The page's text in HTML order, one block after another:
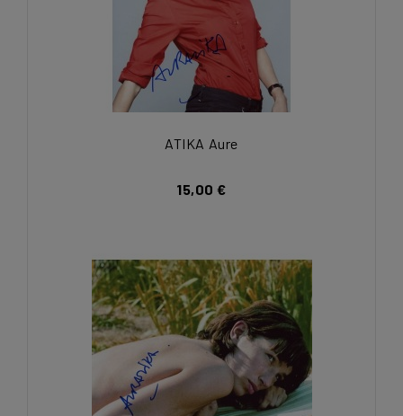
ATIKA Aure
15,00 €